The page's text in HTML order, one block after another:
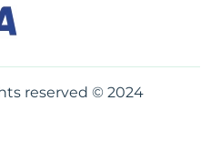
reserved © 2024